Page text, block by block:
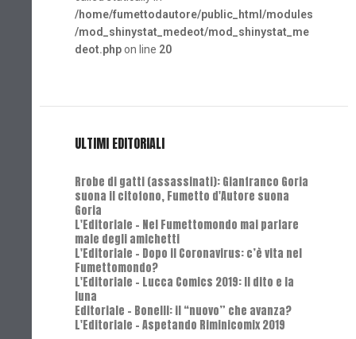
/home/fumettodautore/public_html/modules
/mod_shinystat_medeot/mod_shinystat_me
deot.phpon line 20
ULTIMI EDITORIALI
Rrobe di gatti (assassinati): Gianfranco Goria
suona il citofono, Fumetto d'Autore suona
Goria
L'Editoriale - Nel Fumettomondo mai parlare
male degli amichetti
L'Editoriale - Dopo il Coronavirus: c’è vita nel
Fumettomondo?
L'Editoriale - Lucca Comics 2019: Il dito e la
luna
Editoriale - Bonelli: il “nuovo” che avanza?
L'Editoriale - Aspetando Riminicomix 2019